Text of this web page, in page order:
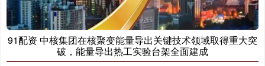
91配资 中核集团在核聚变能量导出关键技术领域取得重大突
破，能量导出热工实验台架全面建成